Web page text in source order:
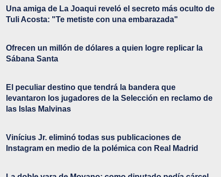
Una amiga de La Joaqui reveló el secreto más oculto de
Tuli Acosta: "Te metiste con una embarazada"
Ofrecen un millón de dólares a quien logre replicar la
Sábana Santa
El peculiar destino que tendrá la bandera que
levantaron los jugadores de la Selección en reclamo de
las Islas Malvinas
Vinícius Jr. eliminó todas sus publicaciones de
Instagram en medio de la polémica con Real Madrid